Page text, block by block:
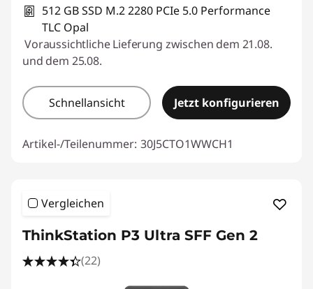
512 GB SSD M.2 2280 PCIe 5.0 Performance
TLC Opal
Voraussichtliche Lieferung zwischen dem 21.08.
und dem 25.08.
Schnellansicht Jetzt konfigurieren
Artikel-/Teilenummer: 30J5CTO1WWCH1
Vergleichen
ThinkStation P3 Ultra SFF Gen 2
(22)